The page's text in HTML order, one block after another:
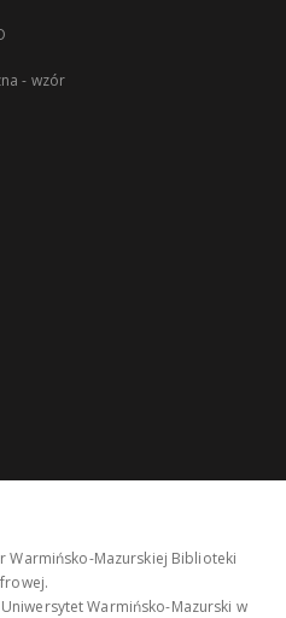
- wzór
Warmińsko-Mazurskiej Biblioteki
Warmińsko-Mazurski w